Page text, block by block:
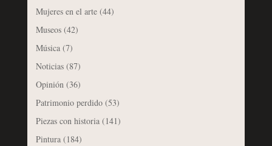
Mujeres en el arte(44)
Museos(42)
Música(7)
Noticias(87)
Opinión(36)
Patrimonio perdido(53)
Piezas con historia(141)
Pintura(184)